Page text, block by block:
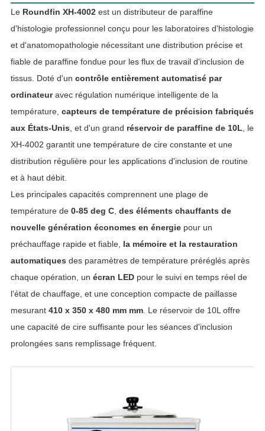
Le Roundfin XH-4002est un distributeur de paraffine
d'histologie professionnel conçu pour les laboratoires d'histologie
et d'anatomopathologie nécessitant une distribution précise et
fiable de paraffine fondue pour les flux de travail d'inclusion de
tissus. Doté d'un contrôle entièrement automatisé par
ordinateuravec régulation numérique intelligente de la
température, capteurs de température de précision fabriqués
aux États-Unis , et d'un grand réservoir de paraffine de 10L , le
XH-4002 garantit une température de cire constante et une
distribution régulière pour les applications d'inclusion de routine
et à haut débit.
Les principales capacités comprennent une plage de
température de 0-85 deg C, des éléments chauffants de
nouvelle génération économes en énergiepour un
préchauffage rapide et fiable, la mémoire et la restauration
automatiques des paramètres de température préréglés après
chaque opération, un écran LEDpour le suivi en temps réel de
l'état de chauffage, et une conception compacte de paillasse
mesurant 410 x 350 x 480 mm mm. Le réservoir de 10L offre
une capacité de cire suffisante pour les séances d'inclusion
prolongées sans remplissage fréquent.